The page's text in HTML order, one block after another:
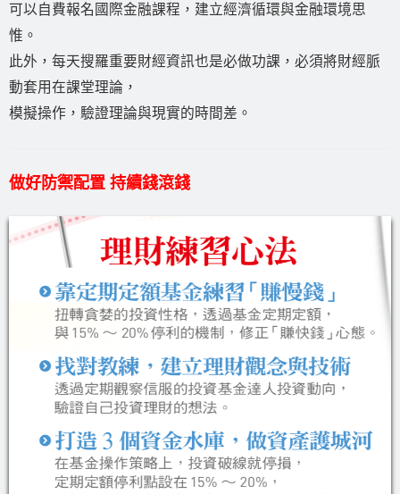
可以自費報名國際金融課程，建立經濟循環與金融環境思
惟。
此外，每天搜羅重要財經資訊也是必做功課，必須將財經脈
動套用在課堂理論，
模擬操作，驗證理論與現實的時間差。
做好防禦配置 持續錢滾錢